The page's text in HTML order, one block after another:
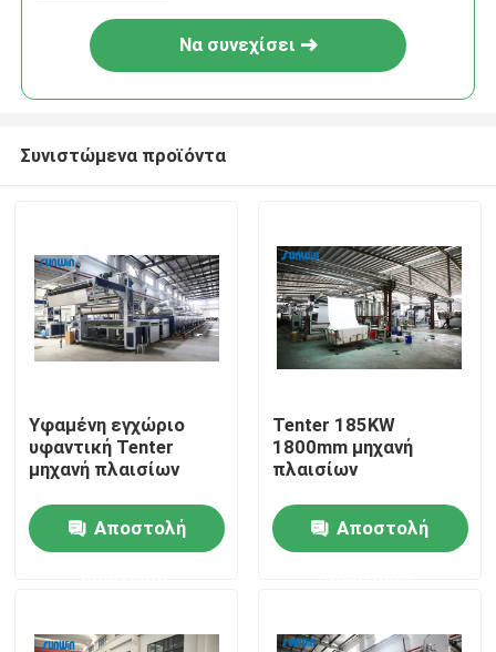
Σπίτι
Επαφές
Να συνεχίσει
Συνιστώμενα προϊόντα
Υφαμένη εγχώριο
υφαντική Tenter
μηχανή πλαισίων
Αποστολή
Tenter 185KW
1800mm μηχανή
πλαισίων
Αποστολή